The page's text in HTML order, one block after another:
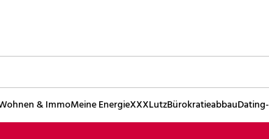
& ImmoMeine EnergieXXXLutzBürokratieabbau